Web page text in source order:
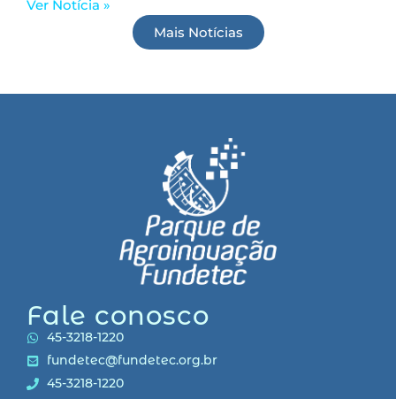
Ver Notícia »
Mais Notícias
Fale conosco
45-3218-1220
fundetec@fundetec.org.br
45-3218-1220